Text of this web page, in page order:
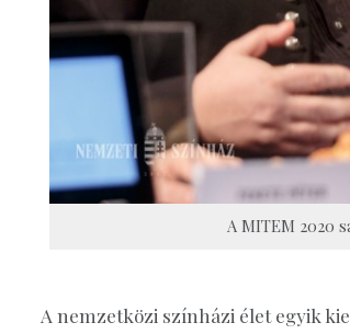
A MITEM 2020
A nemzetközi színházi élet egyik